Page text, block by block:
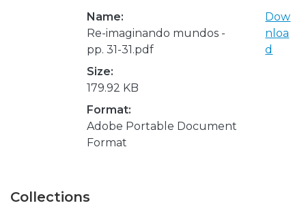
Name:
Re-imaginando mundos -
pp. 31-31.pdf
Size:
179.92 KB
Format:
Adobe Portable Document
Format
Dow
nloa
d
Collections